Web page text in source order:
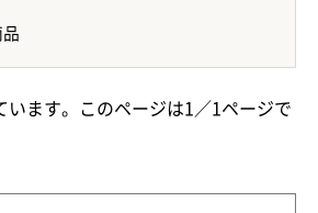
います。このページは1／1ページで